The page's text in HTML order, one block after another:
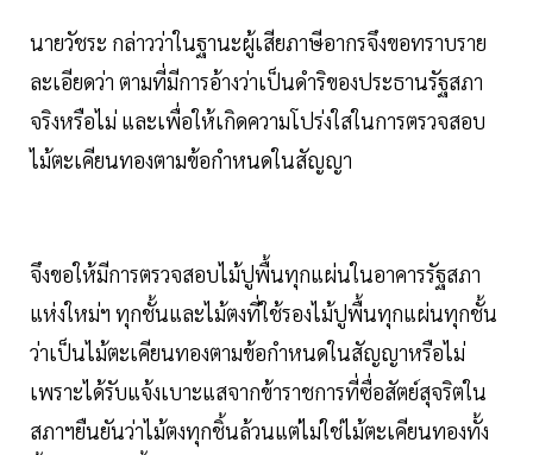
นายวัชระ กล่าวว่าในฐานะผู้เสียภาษีอากรจึงขอทราบราย
ละเอียดว่า ตามที่มีการอ้างว่าเป็นดำริของประธานรัฐสภา
จริงหรือไม่ และเพื่อให้เกิดความโปร่งใสในการตรวจสอบ
ไม้ตะเคียนทองตามข้อกำหนดในสัญญา
จึงขอให้มีการตรวจสอบไม้ปูพื้นทุกแผ่นในอาคารรัฐสภา
แห่งใหม่ฯ ทุกชั้นและไม้ตงที่ใช้รองไม้ปูพื้นทุกแผ่นทุกชั้น
ว่าเป็นไม้ตะเคียนทองตามข้อกำหนดในสัญญาหรือไม่
เพราะได้รับแจ้งเบาะแสจากข้าราชการที่ซื่อสัตย์สุจริตใน
สภาฯยืนยันว่าไม้ตงทุกชิ้นล้วนแต่ไม่ใช่ไม้ตะเคียนทองทั้ง